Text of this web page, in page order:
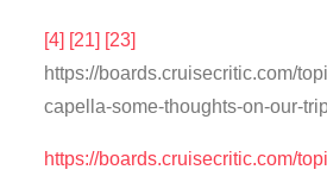
[4] [21] [23]
https://boards.cruisecritic.com/
capella-some-thoughts-on-our-
https://boards.cruisecritic.com/